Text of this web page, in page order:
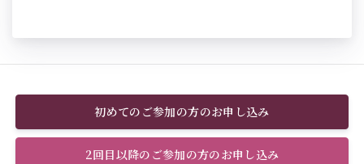
初めてのご参加の方のお申し込み
2回目以降のご参加の方のお申し込み